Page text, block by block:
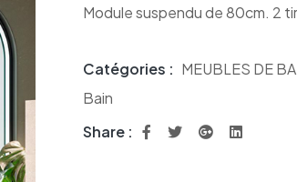
Module suspendu de 80cm. 2
Catégories : MEUBLES DE
Bain
Share :